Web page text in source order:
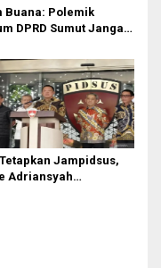
Buana: Polemik
DPRD Sumut Jangan
Jampidsus,
Adriansyah